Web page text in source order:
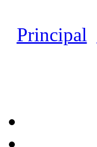
Principal